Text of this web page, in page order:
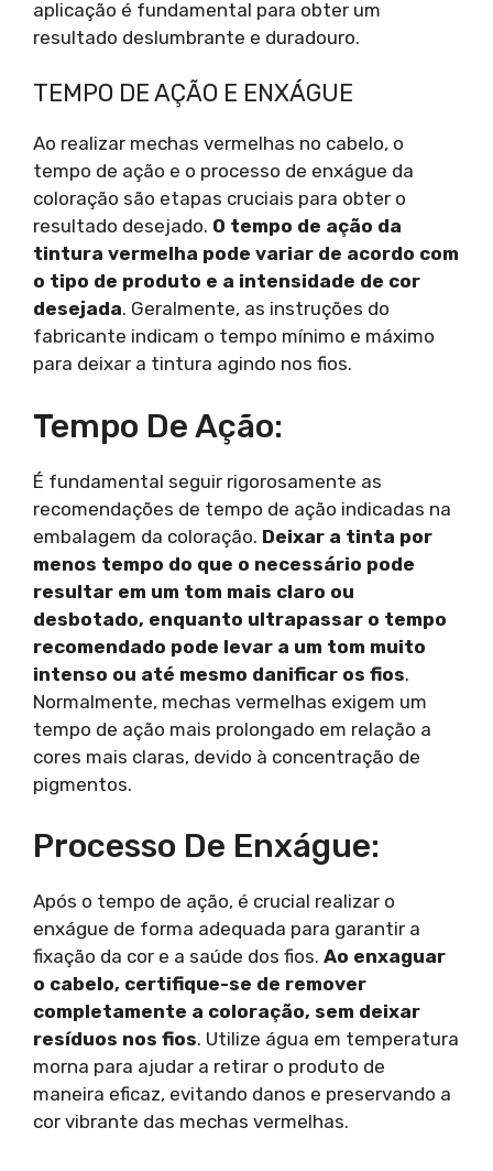
aplicação é fundamental para obter um
resultado deslumbrante e duradouro.
TEMPO DE AÇÃO E ENXÁGUE
Ao realizar mechas vermelhas no cabelo, o
tempo de ação e o processo de enxágue da
coloração são etapas cruciais para obter o
resultado desejado. O tempo de ação da
tintura vermelha pode variar de acordo com
o tipo de produto e a intensidade de cor
desejada. Geralmente, as instruções do
fabricante indicam o tempo mínimo e máximo
para deixar a tintura agindo nos fios.
Tempo De Ação:
É fundamental seguir rigorosamente as
recomendações de tempo de ação indicadas na
embalagem da coloração. Deixar a tinta por
menos tempo do que o necessário pode
resultar em um tom mais claro ou
desbotado, enquanto ultrapassar o tempo
recomendado pode levar a um tom muito
intenso ou até mesmo danificar os fios.
Normalmente, mechas vermelhas exigem um
tempo de ação mais prolongado em relação a
cores mais claras, devido à concentração de
pigmentos.
Processo De Enxágue:
Após o tempo de ação, é crucial realizar o
enxágue de forma adequada para garantir a
fixação da cor e a saúde dos fios. Ao enxaguar
o cabelo, certifique-se de remover
completamente a coloração, sem deixar
resíduos nos fios. Utilize água em temperatura
morna para ajudar a retirar o produto de
maneira eficaz, evitando danos e preservando a
cor vibrante das mechas vermelhas.